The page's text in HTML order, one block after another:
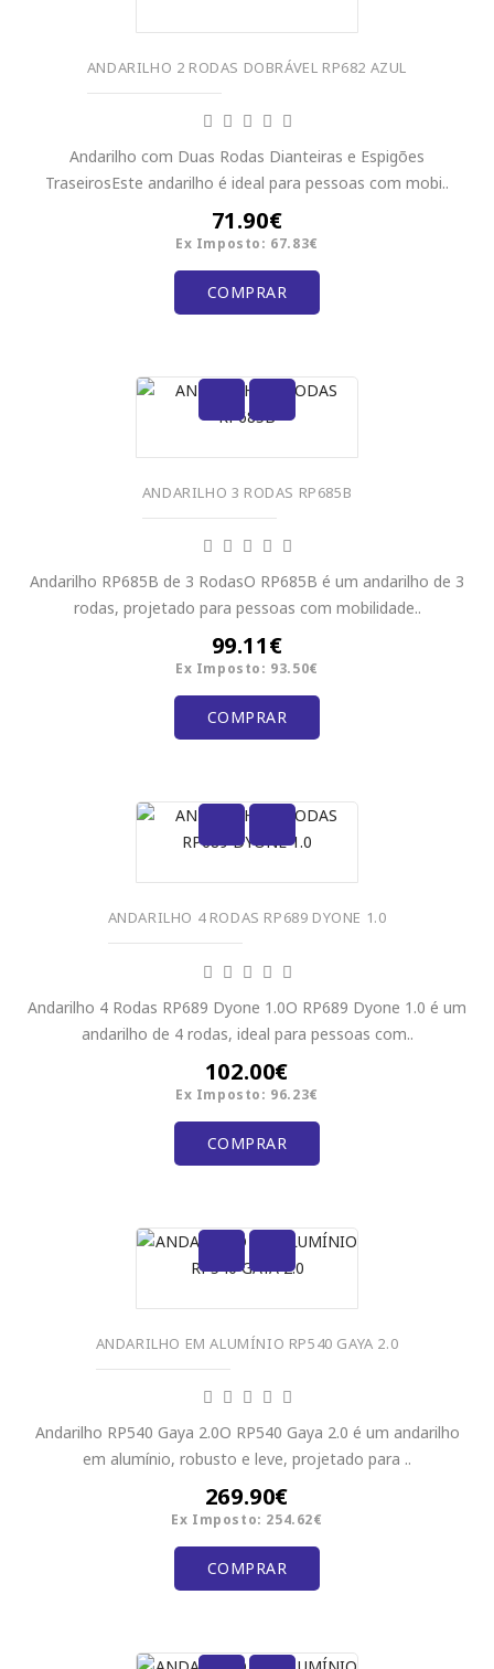
ANDARILHO 2 RODAS DOBRÁVEL RP682 AZUL
Andarilho com Duas Rodas Dianteiras e Espigões
TraseirosEste andarilho é ideal para pessoas com mobi..
71.90€
Ex Imposto: 67.83€
COMPRAR
ANDARILHO 3 RODAS RP685B
Andarilho RP685B de 3 RodasO RP685B é um andarilho de 3
rodas, projetado para pessoas com mobilidade..
99.11€
Ex Imposto: 93.50€
COMPRAR
ANDARILHO 4 RODAS RP689 DYONE 1.0
Andarilho 4 Rodas RP689 Dyone 1.0O RP689 Dyone 1.0 é um
andarilho de 4 rodas, ideal para pessoas com..
102.00€
Ex Imposto: 96.23€
COMPRAR
ANDARILHO EM ALUMÍNIO RP540 GAYA 2.0
Andarilho RP540 Gaya 2.0O RP540 Gaya 2.0 é um andarilho
em alumínio, robusto e leve, projetado para ..
269.90€
Ex Imposto: 254.62€
COMPRAR